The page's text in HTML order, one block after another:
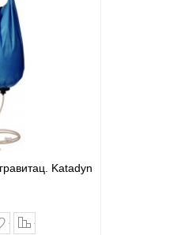
Katadyn
в закладки